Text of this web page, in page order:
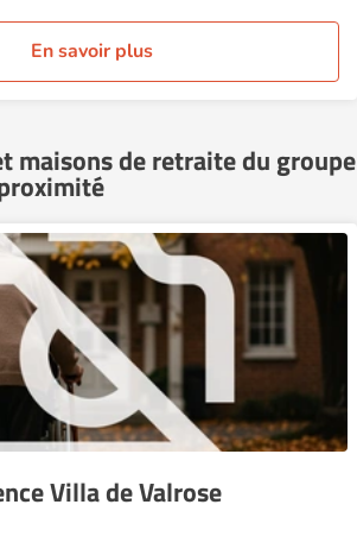
En savoir plus
maisons de retraite du groupe
Villa de Valrose